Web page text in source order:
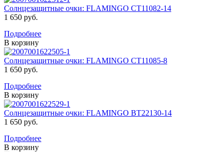
Солнцезащитные очки: FLAMINGO CT11082-14
1 650 руб.
Подробнее
В корзину
Солнцезащитные очки: FLAMINGO CT11085-8
1 650 руб.
Подробнее
В корзину
Солнцезащитные очки: FLAMINGO BT22130-14
1 650 руб.
Подробнее
В корзину